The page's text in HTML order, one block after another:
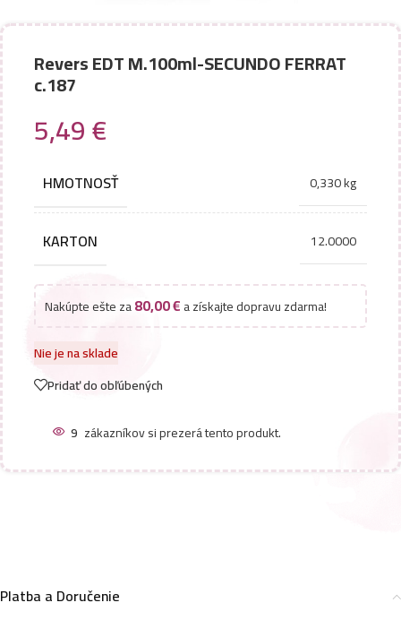
Revers EDT M.100ml-SECUNDO FERRAT
c.187
5,49€
HMOTNOSŤ 0,330 kg
KARTON 12.0000
Nakúpte ešte za80,00€a získajte dopravu zdarma!
Nie je na sklade
Pridať do obľúbených
9 zákazníkov si prezerá tento produkt.
Platba a Doručenie